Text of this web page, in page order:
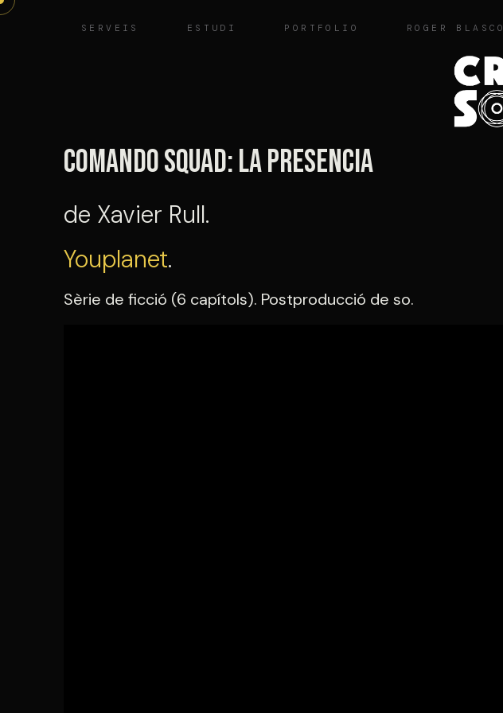
Vés
SERVEIS ESTUDI PORTFOLIO ROGER BLASCO
Comando squad: La presencia
de Xavier Rull.
Youplanet.
Sèrie de ficció (6 capítols). Postproducció de so.